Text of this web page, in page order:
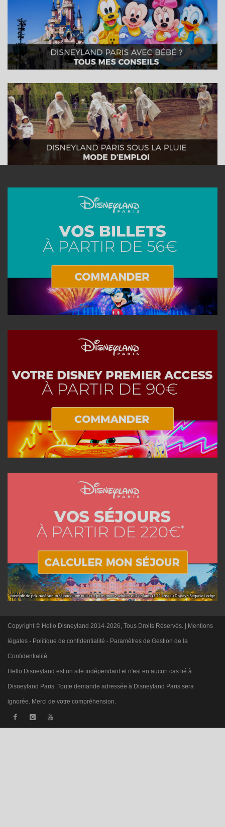
Copyright © Hello Disneyland 2014-2026, Tous Droits Réservés. | Mentions
légales - Politique de confidentialité - Paramètres de Gestion de la
Confidentialité
Hello Disneyland est un site indépendant et n'est en aucun cas lié à
Disneyland Paris. Toute demande adressée à Disneyland Paris sera
ignorée. Merci de votre compréhension.